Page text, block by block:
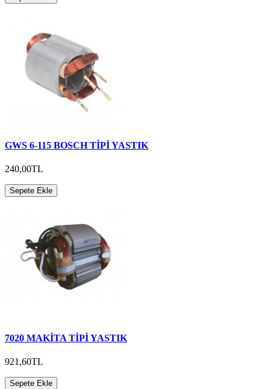
GWS 6-115 BOSCH TİPİ YASTIK
240,00TL
Sepete Ekle
7020 MAKİTA TİPİ YASTIK
921,60TL
Sepete Ekle